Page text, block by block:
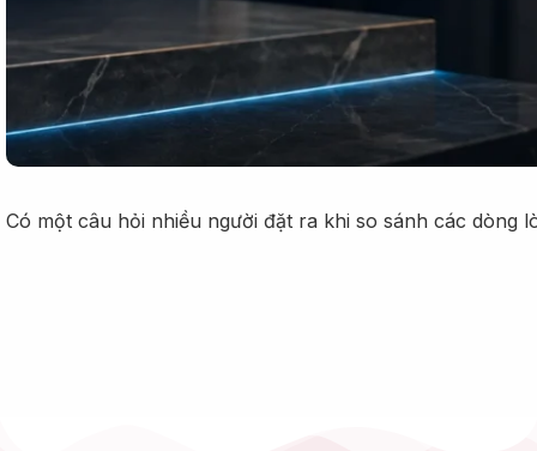
Có một câu hỏi nhiều người đặt ra khi so sánh các dòng